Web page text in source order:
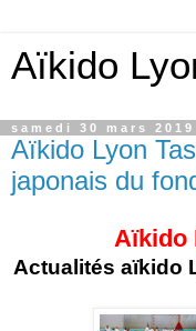
Aïkido
samedi 30 mars 2019
Aïkido Lyon
japonais du
Aïkido
Actualités aïkido